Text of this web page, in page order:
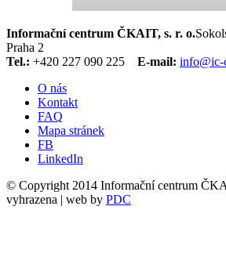
Informační centrum ČKAIT, s. r. o.
Praha 2
Tel.: +420 227 090 225 E-mail: info@ic-
O nás
Kontakt
FAQ
Mapa stránek
FB
LinkedIn
© Copyright 2014 Informační centrum
vyhrazena | web by PDC